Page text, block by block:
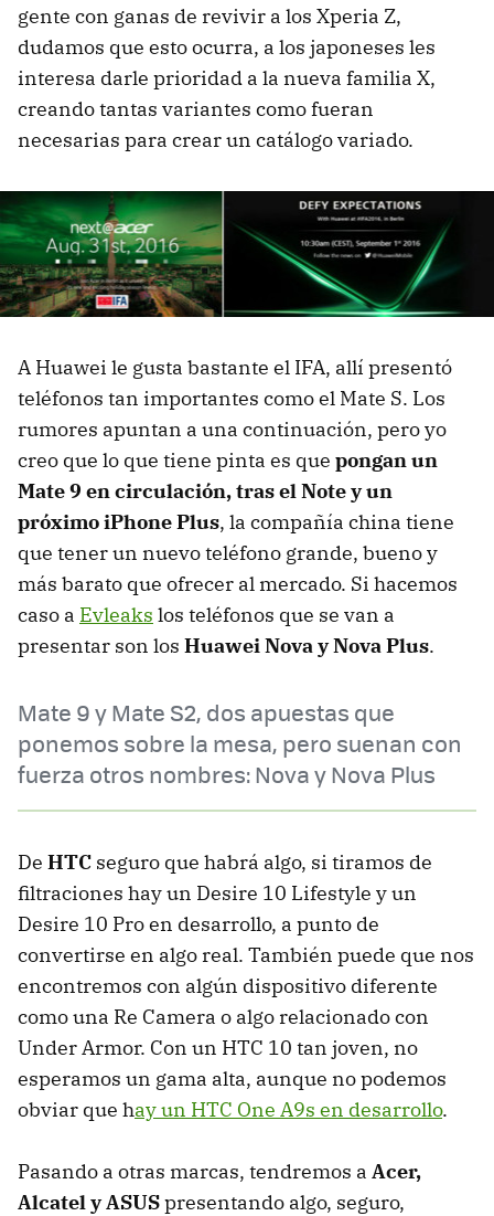
gente con ganas de revivir a los Xperia Z,
dudamos que esto ocurra, a los japoneses les
interesa darle prioridad a la nueva familia X,
creando tantas variantes como fueran
necesarias para crear un catálogo variado.
A Huawei le gusta bastante el IFA, allí presentó
teléfonos tan importantes como el Mate S. Los
rumores apuntan a una continuación, pero yo
creo que lo que tiene pinta es que pongan un
Mate 9 en circulación, tras el Note y un
próximo iPhone Plus, la compañía china tiene
que tener un nuevo teléfono grande, bueno y
más barato que ofrecer al mercado. Si hacemos
caso a Evleaks los teléfonos que se van a
presentar son los Huawei Nova y Nova Plus.
Mate 9 y Mate S2, dos apuestas que
ponemos sobre la mesa, pero suenan con
fuerza otros nombres: Nova y Nova Plus
De HTC seguro que habrá algo, si tiramos de
filtraciones hay un Desire 10 Lifestyle y un
Desire 10 Pro en desarrollo, a punto de
convertirse en algo real. También puede que nos
encontremos con algún dispositivo diferente
como una Re Camera o algo relacionado con
Under Armor. Con un HTC 10 tan joven, no
esperamos un gama alta, aunque no podemos
obviar que hay un HTC One A9s en desarrollo.
Pasando a otras marcas, tendremos a Acer,
Alcatel y ASUSpresentando algo, seguro,